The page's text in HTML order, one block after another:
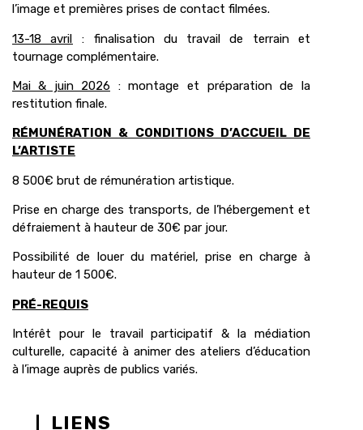
l’image et premières prises de contact filmées.
13-18 avril : finalisation du travail de terrain et
tournage complémentaire.
Mai & juin 2026 : montage et préparation de la
restitution finale.
RÉMUNÉRATION & CONDITIONS D’ACCUEIL DE
L’ARTISTE
8 500€ brut de rémunération artistique.
Prise en charge des transports, de l’hébergement et
défraiement à hauteur de 30€ par jour.
Possibilité de louer du matériel, prise en charge à
hauteur de 1 500€.
PRÉ-REQUIS
Intérêt pour le travail participatif & la médiation
culturelle, capacité à animer des ateliers d’éducation
à l’image auprès de publics variés.
LIENS